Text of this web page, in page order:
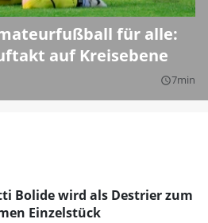
für alle:
auf Kreisebene
query_builder7min
Bolide wird als Destrier zum
Einzelstück